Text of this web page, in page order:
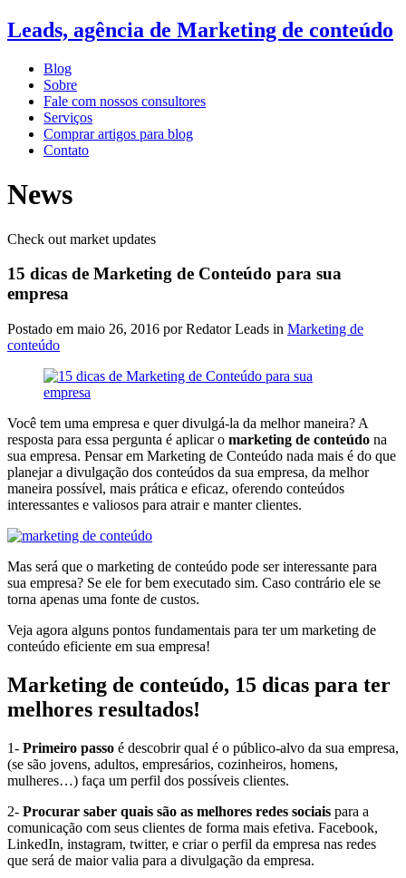
Leads, agência de Marketing de conteúdo
Blog
Sobre
Fale com nossos consultores
Serviços
Comprar artigos para blog
Contato
News
Check out market updates
15 dicas de Marketing de Conteúdo para sua
empresa
Postado em maio 26, 2016 por Redator Leads in Marketing de
conteúdo
Você tem uma empresa e quer divulgá-la da melhor maneira? A
resposta para essa pergunta é aplicar o marketing de conteúdo na
sua empresa. Pensar em Marketing de Conteúdo nada mais é do que
planejar a divulgação dos conteúdos da sua empresa, da melhor
maneira possível, mais prática e eficaz, oferendo conteúdos
interessantes e valiosos para atrair e manter clientes.
Mas será que o marketing de conteúdo pode ser interessante para
sua empresa? Se ele for bem executado sim. Caso contrário ele se
torna apenas uma fonte de custos.
Veja agora alguns pontos fundamentais para ter um marketing de
conteúdo eficiente em sua empresa!
Marketing de conteúdo, 15 dicas para ter
melhores resultados!
1- Primeiro passo é descobrir qual é o público-alvo da sua empresa,
(se são jovens, adultos, empresários, cozinheiros, homens,
mulheres…) faça um perfil dos possíveis clientes.
2- Procurar saber quais são as melhores redes sociais para a
comunicação com seus clientes de forma mais efetiva. Facebook,
LinkedIn, instagram, twitter, e criar o perfil da empresa nas redes
que será de maior valia para a divulgação da empresa.